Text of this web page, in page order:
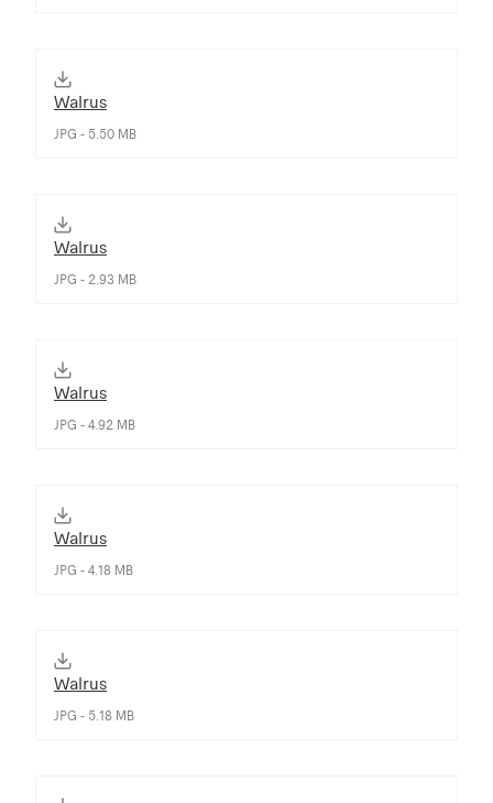
Walrus
JPG - 5.50 MB
Walrus
JPG - 2.93 MB
Walrus
JPG - 4.92 MB
Walrus
JPG - 4.18 MB
Walrus
JPG - 5.18 MB